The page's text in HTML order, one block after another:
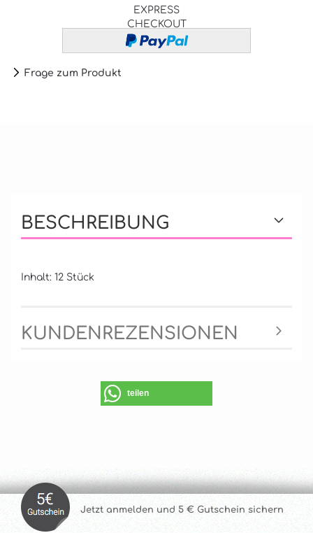
EXPRESS
CHECKOUT
Frage zum Produkt
BESCHREIBUNG
Inhalt: 12 Stück
KUNDENREZENSIONEN
teilen
Jetzt anmelden und 5 € Gutschein sichern